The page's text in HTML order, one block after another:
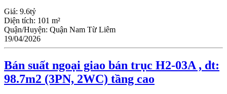
Giá: 9.6tỷ
Diện tích: 101 m²
Quận/Huyện: Quận Nam Từ Liêm
19/04/2026
Bán suất ngoại giao bán trục H2-03A , dt:
98.7m2 (3PN, 2WC) tầng cao